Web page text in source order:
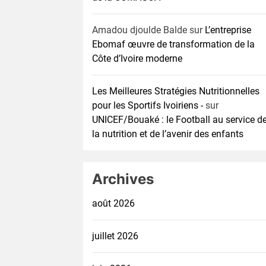
Amadou djoulde Balde sur L’entreprise
Ebomaf œuvre de transformation de la
Côte d’Ivoire moderne
Les Meilleures Stratégies Nutritionnelles
pour les Sportifs Ivoiriens -sur
UNICEF/Bouaké : le Football au service
la nutrition et de l’avenir des enfants
Archives
août 2026
juillet 2026